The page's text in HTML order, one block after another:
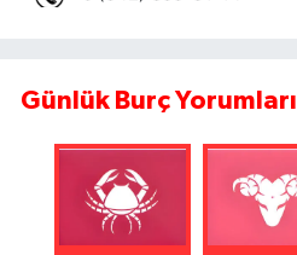
Günlük Burç Yorumları